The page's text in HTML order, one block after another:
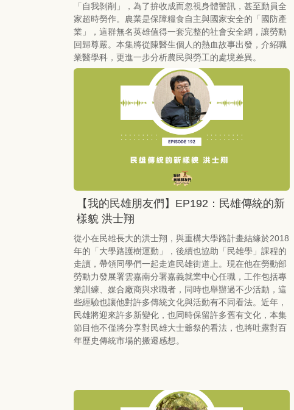
「自我剝削」，為了拚收成而忽視身體警訊，甚至動員全
家超時勞作。農業是保障糧食自主與國家安全的「國防產
業」，這群無名英雄值得一套完整的社會安全網，讓勞動
回歸尊嚴。本集將從陳醫生個人的熱血故事出發，介紹職
業醫學科，更進一步分析農民與勞工的處境差異。
【我的民雄朋友們】EP192：民雄傳統的新
樣貌 洪士翔
從小在民雄長大的洪士翔，與重構大學路計畫結緣於2018
年的「大學路護樹運動」，後續也協助「民雄學」課程的
走讀，帶領同學們一起走進民雄街道上。現在他在勞動部
勞動力發展署雲嘉南分署嘉義就業中心任職，工作包括專
業訓練、媒合廠商與求職者，同時也舉辦過不少活動，這
些經驗也讓他對許多傳統文化與活動有不同看法。近年，
民雄將迎來許多新變化，也同時保留許多舊有文化，本集
節目他不僅將分享對民雄大士爺祭的看法，也將吐露對百
年歷史傳統市場的搬遷感想。